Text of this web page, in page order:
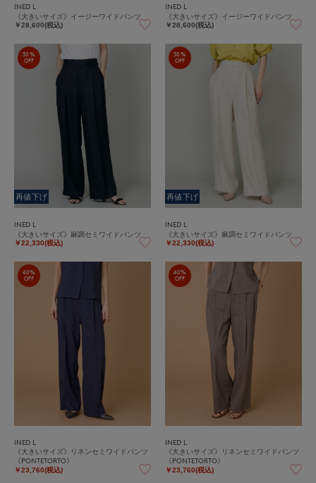
INED L
《大きいサイズ》イージーワイドパンツ
￥28,600(税込)
INED L
《大きいサイズ》イージーワイドパンツ
￥28,600(税込)
30%
OFF
再値下げ
INED L
《大きいサイズ》麻調セミワイドパンツ
￥22,330(税込)
30%
OFF
再値下げ
INED L
《大きいサイズ》麻調セミワイドパンツ
￥22,330(税込)
40%
OFF
INED L
《大きいサイズ》リネンセミワイドパンツ
《PONTETORTO》
￥23,760(税込)
40%
OFF
INED L
《大きいサイズ》リネンセミワイドパンツ
《PONTETORTO》
￥23,760(税込)